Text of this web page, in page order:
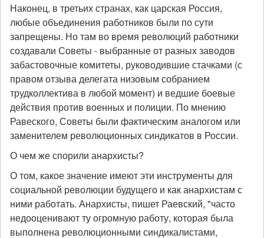
Наконец, в третьих странах, как царская Россия,
любые объединения работников были по сути
запрещены. Но там во время революций работники
создавали Советы - выбранные от разных заводов
забастовочные комитеты, руководившие стачками (с
правом отзыва делегата низовым собранием
трудколлектива в любой момент) и ведшие боевые
действия против военных и полиции. По мнению
Равеского, Советы были фактическим аналогом или
заменителем революционных синдикатов в России.
О чем же спорили анархисты?
О том, какое значение имеют эти инструменты для
социальной революции будущего и как анархистам с
ними работать. Анархисты, пишет Раевский, "часто
недооценивают ту огромную работу, которая была
выполнена революционными синдикалистами,